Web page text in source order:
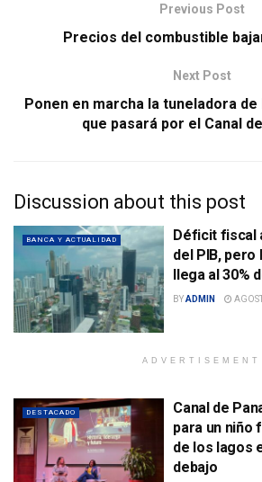
Previous Post
Precios del combustible
Next Post
Ponen en marcha la tuneladora
que pasará por el Canal
Discussion about this post
BANCA Y ACTUALIDAD
Déficit fiscal
del PIB,
llega al 30%
BYADMIN
ADVERTISEMENT
DESTACADO
Canal de
para un niño
de los lagos
debajo